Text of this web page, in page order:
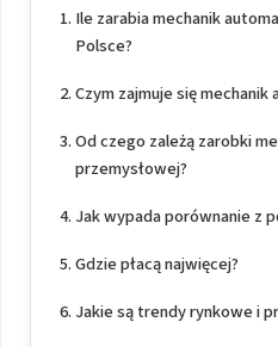
Ile zarabia mechanik
Polsce?
Czym zajmuje się
Od czego zależą zarobki
przemysłowej?
Jak wypada porównanie z
Gdzie płacą najwięcej?
Jakie są trendy rynkowe i